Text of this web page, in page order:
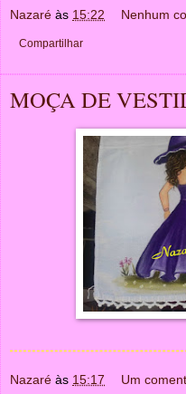
Nazaré às 15:22 Nenhum
Compartilhar
MOÇA DE
Nazaré às 15:17 Um